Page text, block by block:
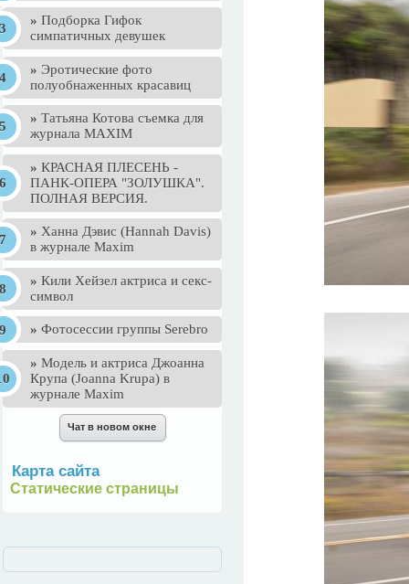
» Подборка Гифок
симпатичных девушек
» Эротические фото
полуобнаженных красавиц
» Татьяна Котова съемка для
журнала MAXIM
» КРАСНАЯ ПЛЕСЕНЬ -
ПАНК-ОПЕРА "ЗОЛУШКА".
ПОЛНАЯ ВЕРСИЯ.
» Ханна Дэвис (Hannah Davis)
в журнале Maxim
» Кили Хейзел актриса и секс-
символ
» Фотосессии группы Serebro
» Mодель и актриса Джоанна
Крупа (Joanna Krupa) в
журнале Maxim
Карта сайта
Статические страницы